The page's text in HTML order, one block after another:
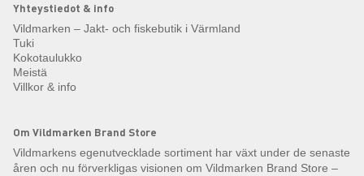
Yhteystiedot & info
Vildmarken – Jakt- och fiskebutik i Värmland
Tuki
Kokotaulukko
Meistä
Villkor & info
Om Vildmarken Brand Store
Vildmarkens egenutvecklade sortiment har växt under de senaste
åren och nu förverkligas visionen om Vildmarken Brand Store –